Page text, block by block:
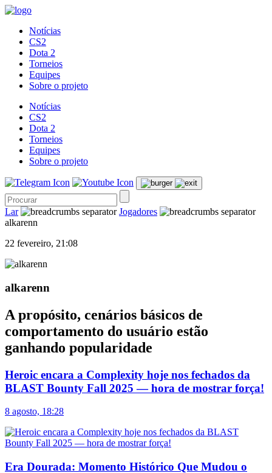
Notícias
CS2
Dota 2
Torneios
Equipes
Sobre o projeto
Notícias
CS2
Dota 2
Torneios
Equipes
Sobre o projeto
Lar
Jogadores
alkarenn
22 fevereiro, 21:08
alkarenn
A propósito, cenários básicos de
comportamento do usuário estão
ganhando popularidade
Heroic encara a Complexity hoje nos fechados da
BLAST Bounty Fall 2025 — hora de mostrar força!
8 agosto, 18:28
Era Dourada: Momento Histórico Que Mudou o